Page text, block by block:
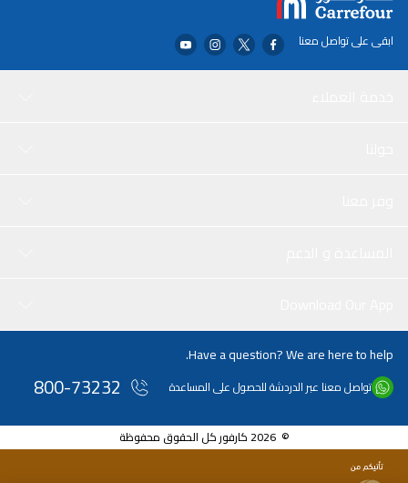
ابقى على تواصل معنا
Have a question? We are here to help.
تواصل معنا عبر الدردشة للحصول على المساعدة 800-73232
© 2026 كارفور كل الحقوق محفوظة